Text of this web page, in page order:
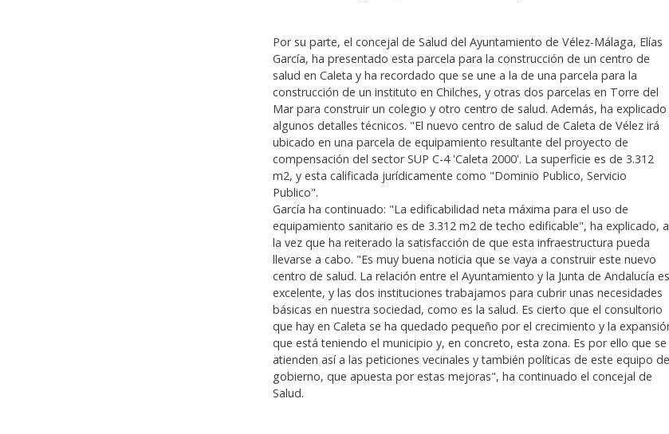
Por su parte, el concejal de Salud del Ayuntamiento de Vélez-Málaga, Elías
García, ha presentado esta parcela para la construcción de un centro de
salud en Caleta y ha recordado que se une a la de una parcela para la
construcción de un instituto en Chilches, y otras dos parcelas en Torre del
Mar para construir un colegio y otro centro de salud. Además, ha explicado
algunos detalles técnicos. "El nuevo centro de salud de Caleta de Vélez irá
ubicado en una parcela de equipamiento resultante del proyecto de
compensación del sector SUP C-4 'Caleta 2000'. La superficie es de 3.312
m2, y esta calificada jurídicamente como "Dominio Publico, Servicio
Publico".
García ha continuado: "La edificabilidad neta máxima para el uso de
equipamiento sanitario es de 3.312 m2 de techo edificable", ha explicado, a
la vez que ha reiterado la satisfacción de que esta infraestructura pueda
llevarse a cabo. "Es muy buena noticia que se vaya a construir este nuevo
centro de salud. La relación entre el Ayuntamiento y la Junta de Andalucía es
excelente, y las dos instituciones trabajamos para cubrir unas necesidades
básicas en nuestra sociedad, como es la salud. Es cierto que el consultorio
que hay en Caleta se ha quedado pequeño por el crecimiento y la
que está teniendo el municipio y, en concreto, esta zona. Es por ello que se
atienden así a las peticiones vecinales y también políticas de este equipo de
gobierno, que apuesta por estas mejoras", ha continuado el concejal de
Salud.